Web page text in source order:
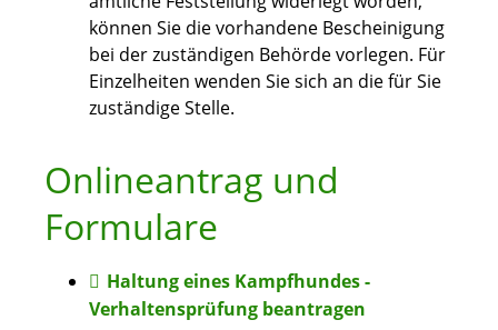
können Sie die vorhandene Bescheinigung
bei der zuständigen Behörde vorlegen. Für
Einzelheiten wenden Sie sich an die für Sie
zuständige Stelle.
Onlineantrag und
Formulare
Haltung eines Kampfhundes -
Verhaltensprüfung beantragen